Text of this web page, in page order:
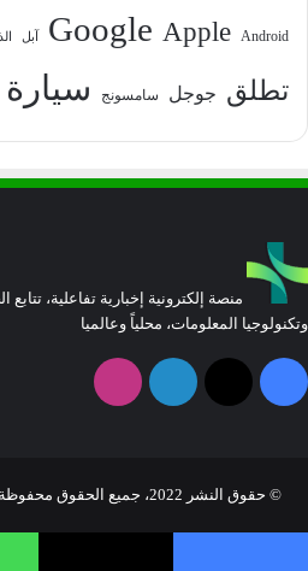
Android
Apple
Google آبل
تطلق جوجل سامسونج سيارة
منصة إلكترونية إخبارية تفاعلية،
وتكنولوجيا المعلومات، محلياً وعالميا
فيسبوك
‫X لينكدإن انستقرام
© حقوق النشر 2022، جميع الحقوق محفوظة | نسخه تجريبية |